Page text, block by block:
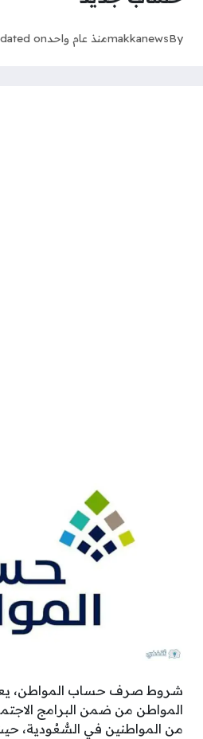
By
makkanewsمنذ عام واحدon
شروط صرف حساب المواطن،
المواطن من ضمن البرامج
من المواطنين في السُّعُودية،